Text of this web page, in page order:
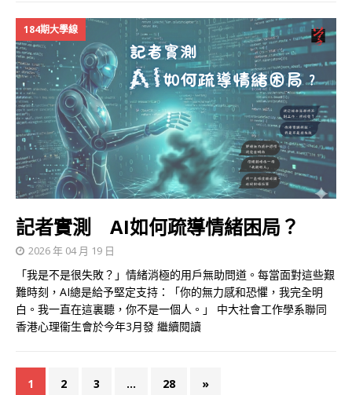
184期大學線
記者實測 AI如何疏導情緒困局？
2026 年 04 月 19 日
「我是不是很失敗？」情緒消極的用戶無助問道。每當面對這些艱
難時刻，AI總是給予堅定支持：「你的無力感和恐懼，我完全明
白。我一直在這裏聽，你不是一個人。」 中大社會工作學系聯同
香港心理衞生會於今年3月發 繼續閱讀
1 2 3 ... 28 »